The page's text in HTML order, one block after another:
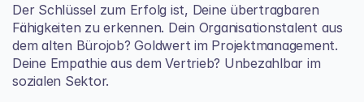
Der Schlüssel zum Erfolg ist, Deine übertragbaren
Fähigkeiten zu erkennen. Dein Organisationstalent aus
dem alten Bürojob? Goldwert im Projektmanagement.
Deine Empathie aus dem Vertrieb? Unbezahlbar im
sozialen Sektor.